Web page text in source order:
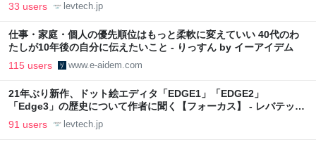
33 users levtech.jp
仕事・家庭・個人の優先順位はもっと柔軟に変えていい 40代のわ
たしが10年後の自分に伝えたいこと - りっすん by イーアイデム
115 users www.e-aidem.com
21年ぶり新作、ドット絵エディタ「EDGE1」「EDGE2」
「Edge3」の歴史について作者に聞く【フォーカス】 - レバテック
LAB
91 users levtech.jp